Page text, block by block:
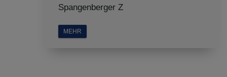
Spangenberger Z
MEHR